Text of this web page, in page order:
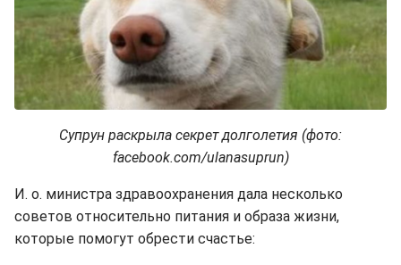
Супрун раскрыла секрет долголетия (фото:
facebook.com/ulanasuprun)
И. о. министра здравоохранения дала несколько
советов относительно питания и образа жизни,
которые помогут обрести счастье: